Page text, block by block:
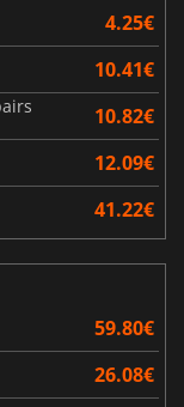
4.25€
10.41€
10.82€
12.09€
41.22€
59.80€
26.08€